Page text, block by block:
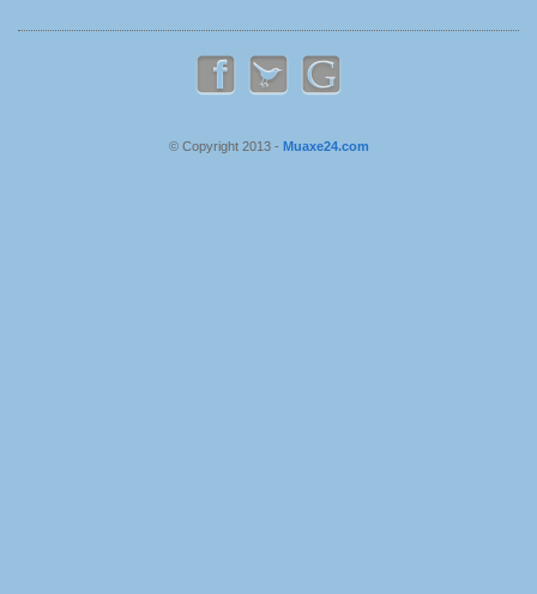
© Copyright 2013 - Muaxe24.com